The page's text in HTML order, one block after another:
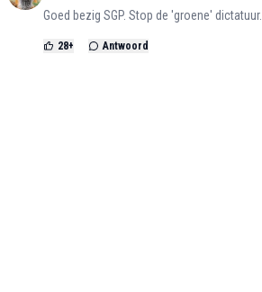
Goed bezig SGP. Stop de 'groene' dictatuur.
28+ Antwoord